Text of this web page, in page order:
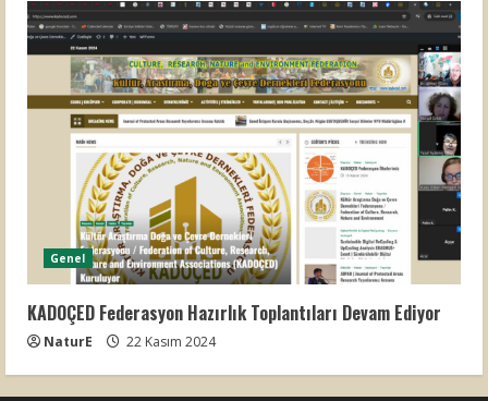
Genel
KADOÇED Federasyon Hazırlık Toplantıları Devam Ediyor
NaturE 22 Kasım 2024